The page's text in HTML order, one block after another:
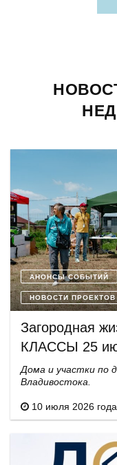
АНОНСЫ СОБЫТИЙ
НОВОСТИ ПРОЕКТОВ
Загородная
КЛАССЫ 25
Дома и участки по
Владивостока.
10 июля 2026 года